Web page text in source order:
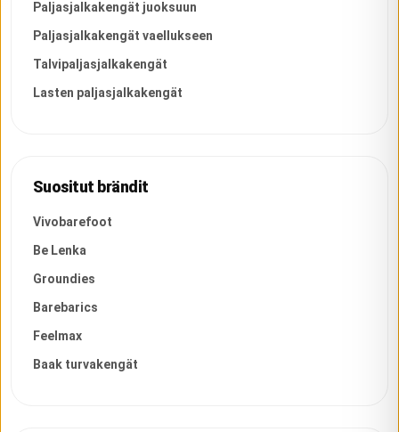
Paljasjalkakengät juoksuun
Paljasjalkakengät vaellukseen
Talvipaljasjalkakengät
Lasten paljasjalkakengät
Suositut brändit
Vivobarefoot
Be Lenka
Groundies
Barebarics
Feelmax
Baak turvakengät